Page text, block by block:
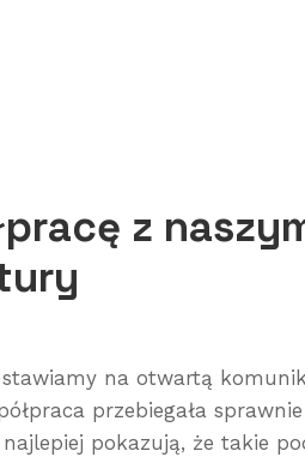
z
na otwartą
przebiegała
pokazują, że takie